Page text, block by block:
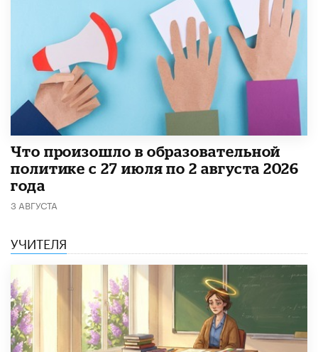
​Что произошло в образовательной
политике с 27 июля по 2 августа 2026
года
3 АВГУСТА
УЧИТЕЛЯ